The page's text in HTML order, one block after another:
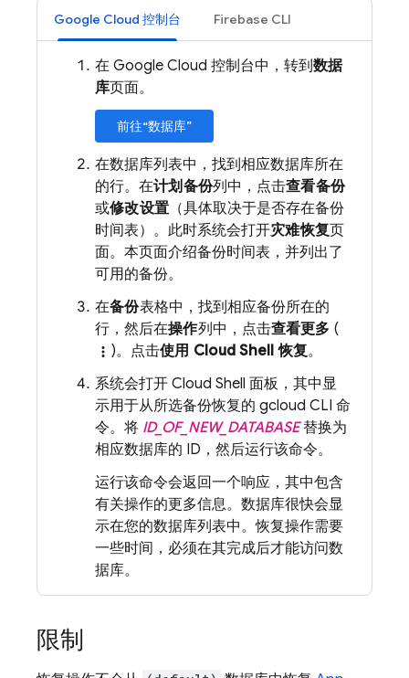
Google Cloud 控制台 Firebase CLI
在 Google Cloud 控制台中，转到数据
库页面。
前往“数据库”
在数据库列表中，找到相应数据库所在
的行。在计划备份列中，点击查看备份
或修改设置 （具体取决于是否存在备份
时间表）。此时系统会打开灾难恢复页
面。本页面介绍备份时间表，并列出了
可用的备份。
在备份表格中，找到相应备份所在的
行，然后在操作列中，点击查看更多 (
more_vert )。点击使用 Cloud Shell 恢复。
系统会打开 Cloud Shell 面板，其中显
示用于从所选备份恢复的 gcloud CLI 命
令。将 ID_OF_NEW_DATABASE替换为
相应数据库的 ID，然后运行该命令。
运行该命令会返回一个响应，其中包含
有关操作的更多信息。数据库很快会显
示在您的数据库列表中。恢复操作需要
一些时间，必须在其完成后才能访问数
据库。
限制